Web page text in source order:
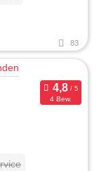
83
4 Bew.